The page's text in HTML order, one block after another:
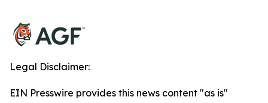
Legal Disclaimer:
EIN Presswire provides this news content "as is"